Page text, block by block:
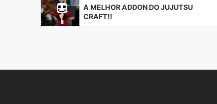
A MELHOR ADDON DO JUJUTSU
CRAFT!!